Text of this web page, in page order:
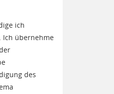
ich
Ich übernehme
des